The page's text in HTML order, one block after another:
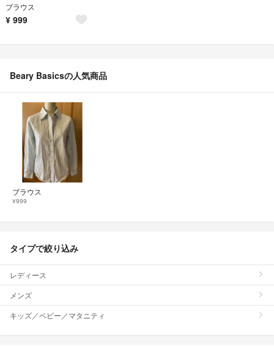
ブラウス
¥ 999
Beary Basicsの人気商品
ブラウス
¥999
タイプで絞り込み
レディース
メンズ
キッズ／ベビー／マタニティ